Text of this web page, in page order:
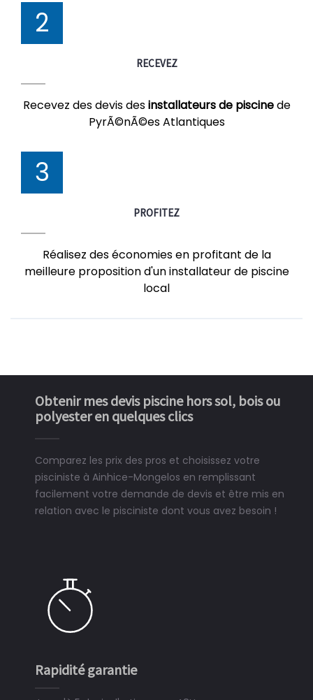
2
RECEVEZ
Recevez des devis desinstallateurs de piscinede
PyrÃ©nÃ©es Atlantiques
3
PROFITEZ
Réalisez des économies en profitant de la
meilleure proposition d'un installateur de piscine
local
Obtenir mes devis piscine hors sol, bois ou
polyester en quelques clics
Comparez les prix des pros et choisissez votre
pisciniste à Ainhice-Mongelos en remplissant
facilement votre demande de devis et être mis en
relation avec le pisciniste dont vous avez besoin !
Rapidité garantie